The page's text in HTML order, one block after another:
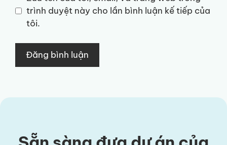
trình duyệt này cho lần bình luận kế tiếp của
tôi.